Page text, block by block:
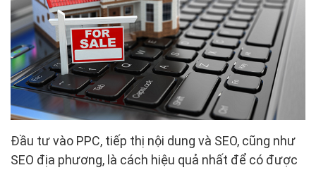
Đầu tư vào PPC, tiếp thị nội dung và SEO, cũng như
SEO địa phương, là cách hiệu quả nhất để có được